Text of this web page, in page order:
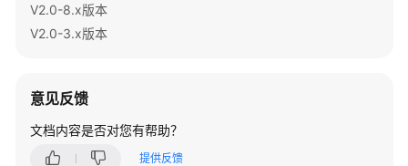
调
南
参
V2.0-8.x版本
V2.0-3.x版本
意见反馈
文档内容是否对您有帮助？
提供反馈